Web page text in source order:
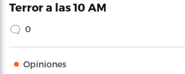
Terror a las 10 AM
0
Opiniones